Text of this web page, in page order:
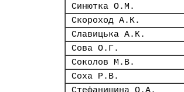
Синютка О.М.
Скороход А.К.
Славицька А.К.
Сова О.Г.
Соколов М.В.
Соха Р.В.